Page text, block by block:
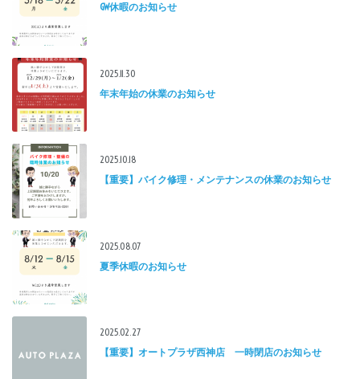
GW休暇のお知らせ
2025.11.30
年末年始の休業のお知らせ
2025.10.18
【重要】バイク修理・メンテナンスの休業のお知らせ
2025.08.07
夏季休暇のお知らせ
2025.02.27
【重要】オートプラザ西神店 一時閉店のお知らせ